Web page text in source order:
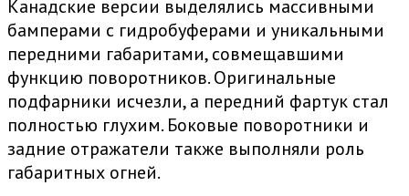
Канадские версии выделялись массивными
бамперами с гидробуферами и уникальными
передними габаритами, совмещавшими
функцию поворотников. Оригинальные
подфарники исчезли, а передний фартук стал
полностью глухим. Боковые поворотники и
задние отражатели также выполняли роль
габаритных огней.